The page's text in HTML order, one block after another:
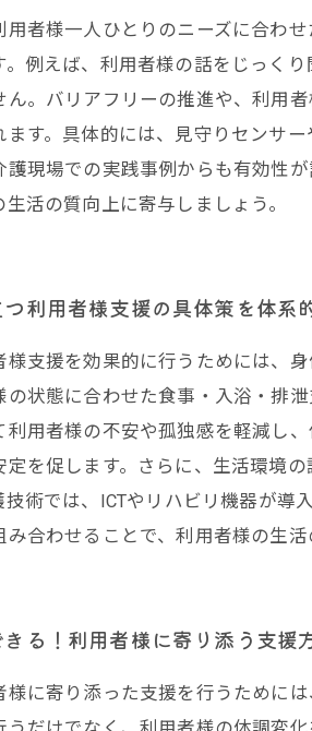
用者様一人ひとりのニーズに合わ
。例えば、利用者様の話をじっく
ん。バリアフリーの推進や、利用
ます。具体的には、見守りセンサ
護現場での実践事例からも有効性
活の質向上に寄与しましょう。
利用者様支援の具体策を体系
様支援を効果的に行うためには、
の状態に合わせた食事・入浴・排
利用者様の不安や孤独感を軽減し
定を促します。さらに、生活環境
技術では、ICTやリハビリ機器が
合わせることで、利用者様の生
る！利用者様に寄り添う支援
様に寄り添った支援を行うために